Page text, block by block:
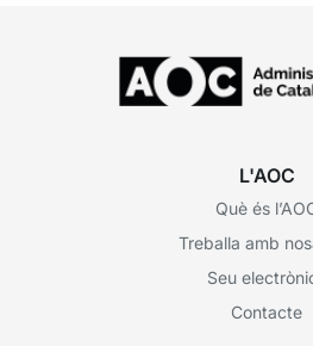
L'AOC
Què és
Treballa amb
Seu
Contacte